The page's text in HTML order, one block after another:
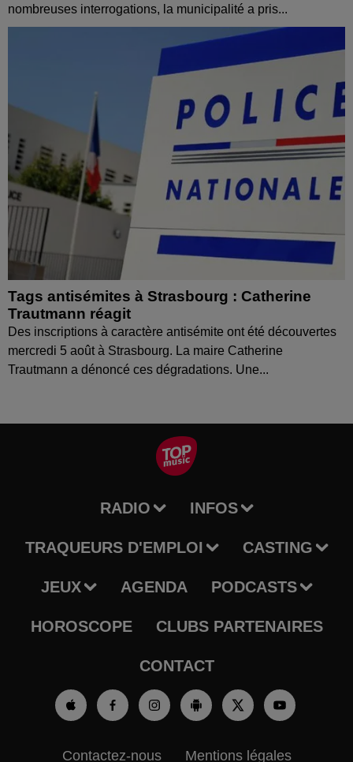
nombreuses interrogations, la municipalité a pris...
Tags antisémites à Strasbourg : Catherine
Trautmann réagit
Des inscriptions à caractère antisémite ont été découvertes
mercredi 5 août à Strasbourg. La maire Catherine
Trautmann a dénoncé ces dégradations. Une...
RADIO INFOS
TRAQUEURS D'EMPLOI CASTING
JEUX AGENDA PODCASTS
HOROSCOPE CLUBS PARTENAIRES
CONTACT
Contactez-nous Mentions légales